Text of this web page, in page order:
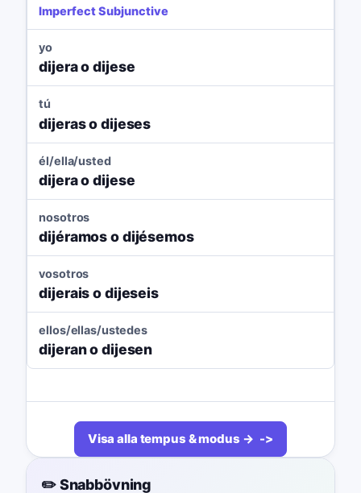
Imperfect Subjunctive
yo
dijera o dijese
tú
dijeras o dijeses
él/ella/usted
dijera o dijese
nosotros
dijéramos o dijésemos
vosotros
dijerais o dijeseis
ellos/ellas/ustedes
dijeran o dijesen
Visa alla tempus & modus →
✏️ Snabbövning